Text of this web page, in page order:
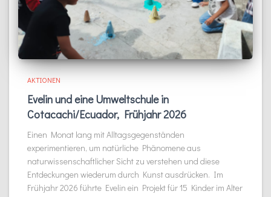
AKTIONEN
Evelin und eine Umweltschule in
Cotacachi/Ecuador, Frühjahr 2026
Einen Monat lang mit Alltagsgegenständen
experimentieren, um natürliche Phänomene aus
naturwissenschaftlicher Sicht zu verstehen und diese
Entdeckungen wiederum durch Kunst ausdrücken. Im
Frühjahr 2026 führte Evelin ein Projekt für 15 Kinder im Alter